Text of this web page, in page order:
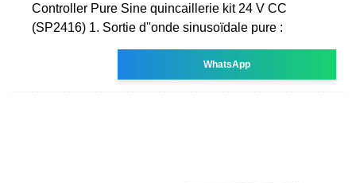
Controller Pure Sine quincaillerie kit 24 V CC
(SP2416) 1. Sortie d''onde sinusoïdale pure :
WhatsApp